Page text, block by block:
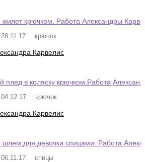
жилет крючком. Работа Александры
28.11.17 крючок
Карвелис
плед в коляску крючком.Работа
04.12.17 крючок
Карвелис
для девочки спицами. Работа
06.11.17 спицы